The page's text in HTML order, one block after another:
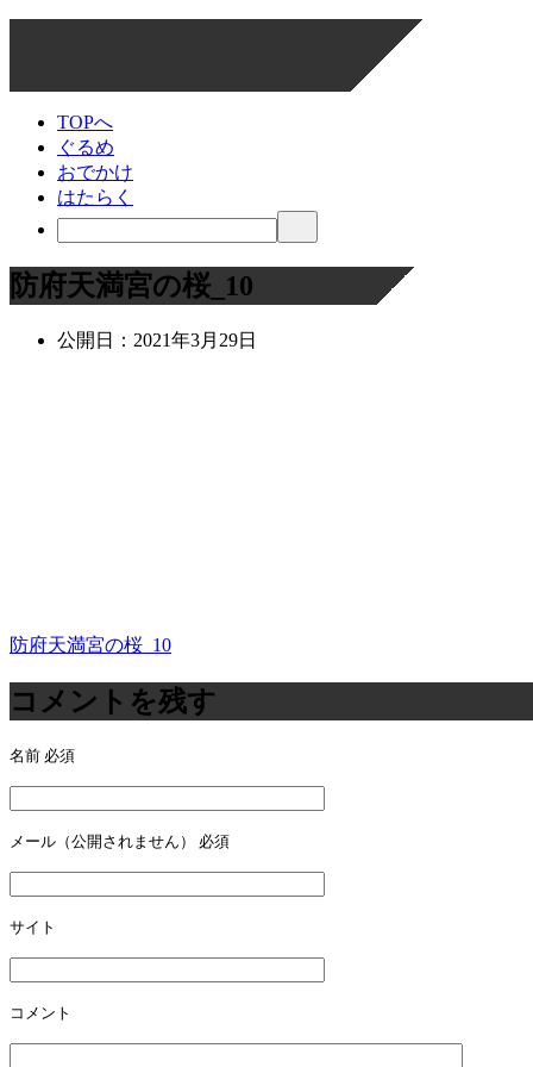
TOPへ
ぐるめ
おでかけ
はたらく
防府天満宮の桜_10
公開日： 2021年3月29日
投
稿
ナ
ビ
ゲ
ー
シ
ョ
ン
防府天満宮の桜_10
コメントを残す
名前 必須
メール（公開されません） 必須
サイト
コメント